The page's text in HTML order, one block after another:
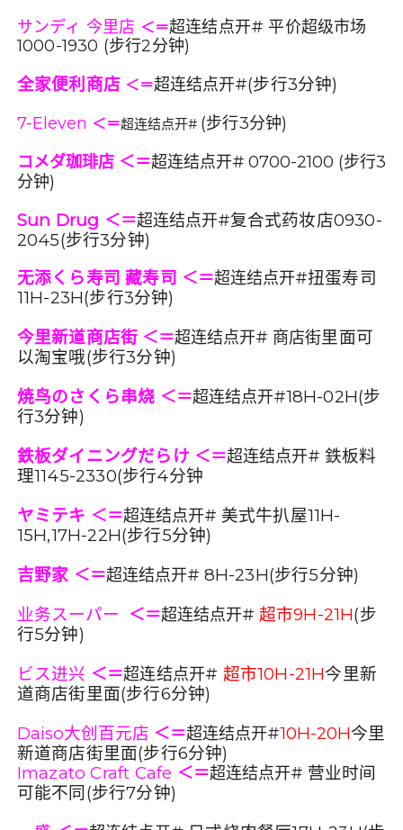
サンディ 今里店 ＜＝超连结点开# 平价超级市场
1000-1930 (步行2分钟)
全家便利商店 ＜＝超连结点开#(步行3分钟)
7-Eleven ＜＝超连结点开# (步行3分钟)
コメダ珈琲店 ＜＝超连结点开# 0700-2100 (步行3
分钟)
Sun Drug ＜＝超连结点开#复合式药妆店0930-
2045(步行3分钟)
无添くら寿司 藏寿司 ＜＝超连结点开#扭蛋寿司
11H-23H(步行3分钟)
今里新道商店街 ＜＝超连结点开# 商店街里面可
以淘宝哦(步行3分钟)
焼鸟のさくら串烧 ＜＝超连结点开#18H-02H(步
行3分钟)
鉄板ダイニングだらけ ＜＝超连结点开# 鉄板料
理1145-2330(步行4分钟
ヤミテキ ＜＝超连结点开# 美式牛扒屋11H-
15H,17H-22H(步行5分钟)
吉野家 ＜＝超连结点开# 8H-23H(步行5分钟)
业务スーパー
＜＝超连结点开# 超市9H-21H(步
行5分钟)
ビス进兴 ＜＝超连结点开# 超市10H-21H今里新
道商店街里面(步行6分钟)
Daiso大创百元店 ＜＝超连结点开#10H-20H今里
新道商店街里面(步行6分钟)
Imazato Craft Cafe ＜＝超连结点开# 营业时间
可能不同(步行7分钟)